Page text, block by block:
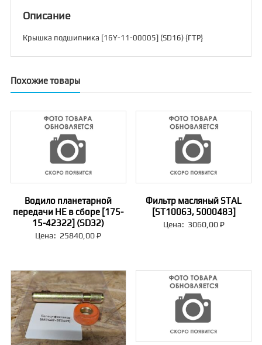
Описание
Крышка подшипника [16Y-11-00005] (SD16) {ГТР}
Похожие товары
Водило планетарной
передачи НЕ в сборе [175-
15-42322] (SD32)
Цена: 25840,00₽
Фильтр масляный STAL
[ST10063, 5000483]
Цена: 3060,00₽